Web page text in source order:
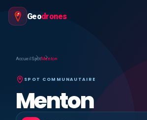
Geodrones
Accueil SpotMenton
SPOT COMMUNAUTAIRE
Menton